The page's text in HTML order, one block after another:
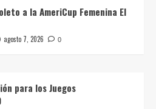
a la AmeriCup Femenina El
agosto 7, 2026 0
para los Juegos